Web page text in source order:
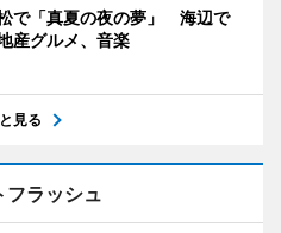
で「真夏の夜の夢」 海辺で
産グルメ、音楽
見る
フラッシュ